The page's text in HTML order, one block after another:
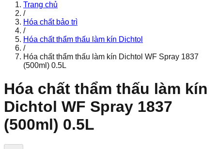
Trang chủ
/
Hóa chất bảo trì
/
Hóa chất thẩm thấu làm kín Dichtol
/
Hóa chất thẩm thấu làm kín Dichtol WF Spray 1837
(500ml) 0.5L
Hóa chất thẩm thấu làm kín
Dichtol WF Spray 1837
(500ml) 0.5L